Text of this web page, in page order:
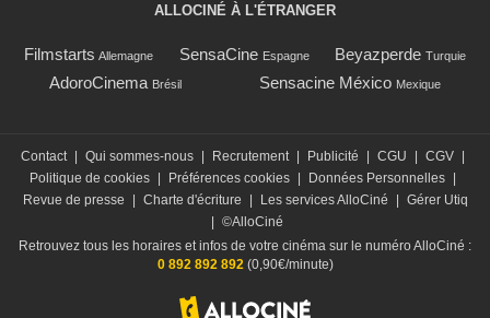
ALLOCINÉ À L'ÉTRANGER
Filmstarts Allemagne SensaCine Espagne Beyazperde Turquie
AdoroCinema Brésil Sensacine México Mexique
Contact | Qui sommes-nous | Recrutement | Publicité | CGU | CGV |
Politique de cookies | Préférences cookies | Données Personnelles |
Revue de presse
| Charte d'écriture | Les services AlloCiné | Gérer Utiq
| ©AlloCiné
Retrouvez tous les horaires et infos de votre cinéma sur le numéro AlloCiné :
0 892 892 892 (0,90€/minute)